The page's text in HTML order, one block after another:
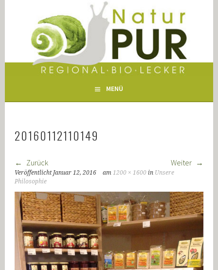
NATUR PUR WERTINGEN
MENÜ
20160112110149
Zurück Weiter
Veröffentlicht Januar 12, 2016 am1200 × 1600 in Unsere
Philosophie